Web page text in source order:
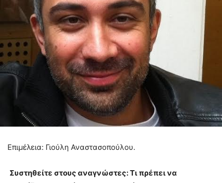
Επιμέλεια: Γιούλη Αναστασοπούλου.
Συστηθείτε στους αναγνώστες:Tι πρέπει να